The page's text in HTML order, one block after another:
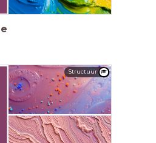
Structuur